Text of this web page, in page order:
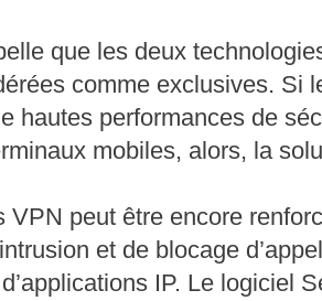
que les deux
comme exclusives. Si
hautes performances de
mobiles, alors, la
VPN peut être encore
et de blocage
IP. Le logiciel